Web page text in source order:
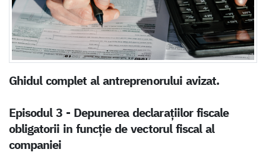
Ghidul complet al antreprenorului avizat.
Episodul 3 - Depunerea declarațiilor fiscale
obligatorii in funcție de vectorul fiscal al
companiei